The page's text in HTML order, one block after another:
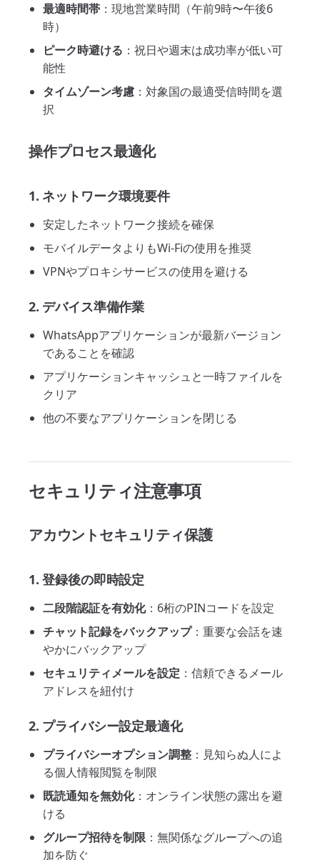
最適時間帯 ：現地営業時間（午前9時〜午後6
時）
ピーク時避ける ：祝日や週末は成功率が低い可
能性
タイムゾーン考慮 ：対象国の最適受信時間を選
択
操作プロセス最適化
1. ネットワーク環境要件
安定したネットワーク接続を確保
モバイルデータよりもWi-Fiの使用を推奨
VPNやプロキシサービスの使用を避ける
2. デバイス準備作業
WhatsAppアプリケーションが最新バージョン
であることを確認
アプリケーションキャッシュと一時ファイルを
クリア
他の不要なアプリケーションを閉じる
セキュリティ注意事項
アカウントセキュリティ保護
1. 登録後の即時設定
二段階認証を有効化：6桁のPINコードを設定
チャット記録をバックアップ：重要な会話を速
やかにバックアップ
セキュリティメールを設定 ：信頼できるメール
アドレスを紐付け
2. プライバシー設定最適化
プライバシーオプション調整 ：見知らぬ人によ
る個人情報閲覧を制限
既読通知を無効化：オンライン状態の露出を避
ける
グループ招待を制限 ：無関係なグループへの追
加を防ぐ